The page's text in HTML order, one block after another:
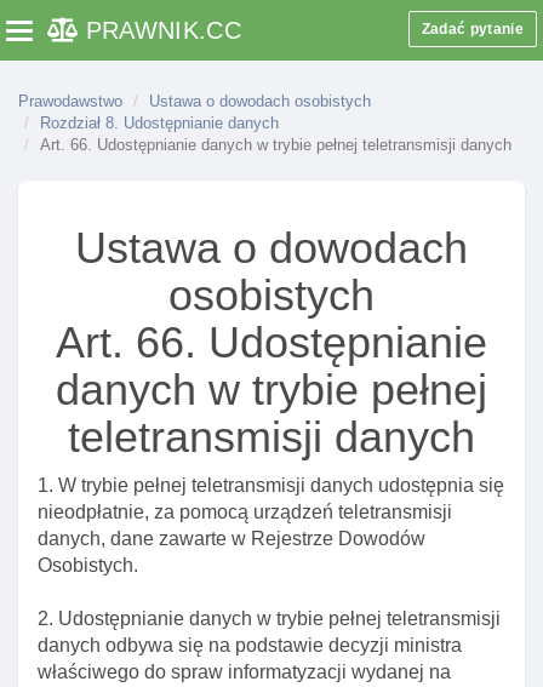
Toggle navigation
PRAWNIK.CC Zadać pytanie
Prawodawstwo
Ustawa o dowodach osobistych
Rozdział 8. Udostępnianie danych
Art. 66. Udostępnianie danych w trybie pełnej teletransmisji danych
Ustawa o dowodach
osobistych
Art. 66. Udostępnianie
danych w trybie pełnej
teletransmisji danych
1. W trybie pełnej teletransmisji danych udostępnia się
nieodpłatnie, za pomocą urządzeń teletransmisji
danych, dane zawarte w Rejestrze Dowodów
Osobistych.
2. Udostępnianie danych w trybie pełnej teletransmisji
danych odbywa się na podstawie decyzji ministra
właściwego do spraw informatyzacji wydanej na
Art. 9a. Wykonywanie zadań punktu kontaktowego
przez ministra
zabezpieczeń dowodów osobistych I dokumentów
pobytowych
Art. 10. Personalizacja dowodów osobistych
Art. 10a. Warstwy dowodu I uprawnienia posiadacza
dowodu osobistego
Art. 12. Warstwa graficzna dowodu
Art. 12a. Warstwa elektroniczna dowodu
Art. 12b. Kody do certyfikatów uwierzytelniania I
Art. 12c. Zabezpieczenie warstwy elektronicznej
dowodu
Art. 12ca. Dostęp do danych biometrycznych w
Art. 12d. Skutek prawny opatrzenia danych podpisem
osobistym